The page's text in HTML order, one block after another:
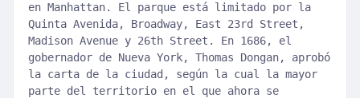
en Manhattan. El parque está limitado por la
Quinta Avenida, Broadway, East 23rd Street,
Madison Avenue y 26th Street. En 1686, el
gobernador de Nueva York, Thomas Dongan, aprobó
la carta de la ciudad, según la cual la mayor
parte del territorio en el que ahora se